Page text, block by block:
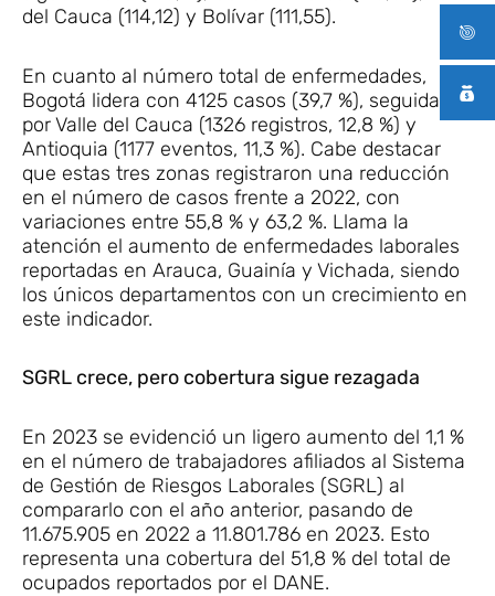
del Cauca (114,12) y Bolívar (111,55).
En cuanto al número total de enfermedades,
Bogotá lidera con 4125 casos (39,7 %), seguida
por Valle del Cauca (1326 registros, 12,8 %) y
Antioquia (1177 eventos, 11,3 %). Cabe destacar
que estas tres zonas registraron una reducción
en el número de casos frente a 2022, con
variaciones entre 55,8 % y 63,2 %. Llama la
atención el aumento de enfermedades laborales
reportadas en Arauca, Guainía y Vichada, siendo
los únicos departamentos con un crecimiento en
este indicador.
SGRL crece, pero cobertura sigue rezagada
En 2023 se evidenció un ligero aumento del 1,1 %
en el número de trabajadores afiliados al Sistema
de Gestión de Riesgos Laborales (SGRL) al
compararlo con el año anterior, pasando de
11.675.905 en 2022 a 11.801.786 en 2023. Esto
representa una cobertura del 51,8 % del total de
ocupados reportados por el DANE.